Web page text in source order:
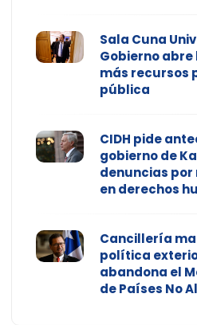
Sala Cuna
Gobierno
más recursos
pública
CIDH pide
gobierno de
denuncias
en derechos
Cancillería
política
abandona el
de Países No